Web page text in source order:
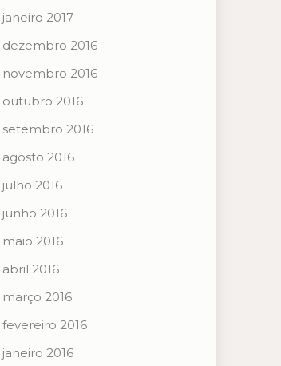
janeiro 2017
dezembro 2016
novembro 2016
outubro 2016
setembro 2016
agosto 2016
julho 2016
junho 2016
maio 2016
abril 2016
março 2016
fevereiro 2016
janeiro 2016